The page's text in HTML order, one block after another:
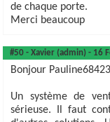
de chaque porte.
Merci beaucoup
#50 - Xavier (admin) - 16
Bonjour
Un système de
sérieuse. Il faut